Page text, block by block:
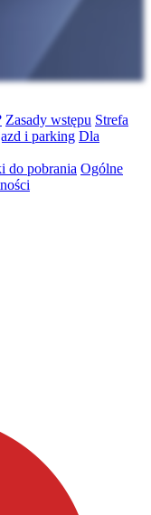
Zasady wstępu Strefa
i parking Dla
do pobrania Ogólne